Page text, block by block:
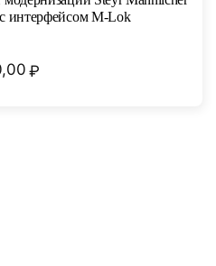
интерфейсом M-Lok
₽